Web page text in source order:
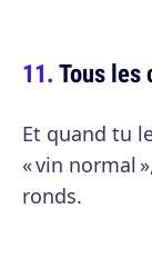
Tous les
Et quand tu
« vin normal
ronds.